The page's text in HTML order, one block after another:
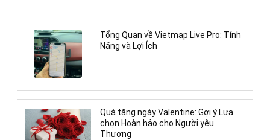
Tổng Quan về Vietmap Live Pro: Tính
Năng và Lợi Ích
Quà tặng ngày Valentine: Gợi ý Lựa
chọn Hoàn hảo cho Người yêu
Thương